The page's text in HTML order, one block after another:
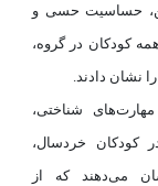
حساسیت حسی و
کودکان در گروه،
دادند.
شناختی،
کودکان خردسال،
می‌دهند که از